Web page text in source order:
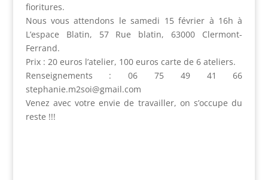
fioritures.
Nous vous attendons le samedi 15 février à 16h à
L’espace Blatin, 57 Rue blatin, 63000 Clermont-
Ferrand.
Prix : 20 euros l’atelier, 100 euros carte de 6 ateliers.
Renseignements : 06 75 49 41 66
stephanie.m2soi@gmail.com
Venez avec votre envie de travailler, on s’occupe du
reste !!!